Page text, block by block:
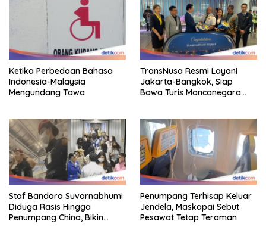
Ketika Perbedaan Bahasa
Indonesia-Malaysia
Mengundang Tawa
TransNusa Resmi Layani
Jakarta-Bangkok, Siap
Bawa Turis Mancanegara
Staf Bandara Suvarnabhumi
Diduga Rasis Hingga
Penumpang China, Bikin
Penumpang Terhisap Keluar
Jendela, Maskapai Sebut
Pesawat Tetap Teraman